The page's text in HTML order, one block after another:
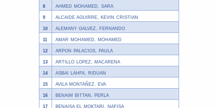
8 AHMED MOHAMED, SARA
9 ALCAIDE AGUIRRE, KEVIN CRISTIAN
10 ALEMANY GALVEZ, FERNANDO
11 AMAR MOHAMED, MOHAMED
12 ARPON PALACIOS, PAULA
13 ARTILLO LOPEZ, MACARENA
14 ASBAI LAHFA, RIDUAN
15 AVILA MONTAÑEZ. EVA
16 BENAIM BITTAN, PERLA
17 BENAISA EL MOKTARI, NAFISA